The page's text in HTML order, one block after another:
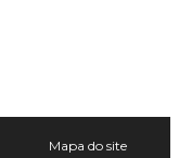
Mapa do site